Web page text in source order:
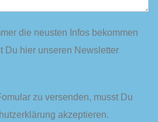
die neusten Infos bekommen
Du hier unseren Newsletter
zu versenden, musst Du
akzeptieren.